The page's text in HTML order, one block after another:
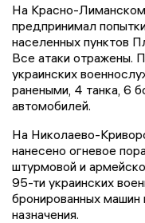
На Красно-Лиманском
предпринимал
населенных пунктов
Все атаки отражены.
украинских
ранеными, 4 танка, 6
автомобилей.
На Николаево-
нанесено огневое
штурмовой и
95-ти украинских
бронированных машин
назначения.